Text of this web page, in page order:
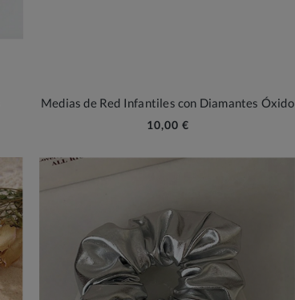
Medias de Red Infantiles con Diamantes Óxido
10,00 €